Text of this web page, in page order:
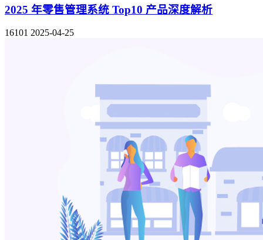
2025 年零售管理系统 Top10 产品深度解析
16101 2025-04-25